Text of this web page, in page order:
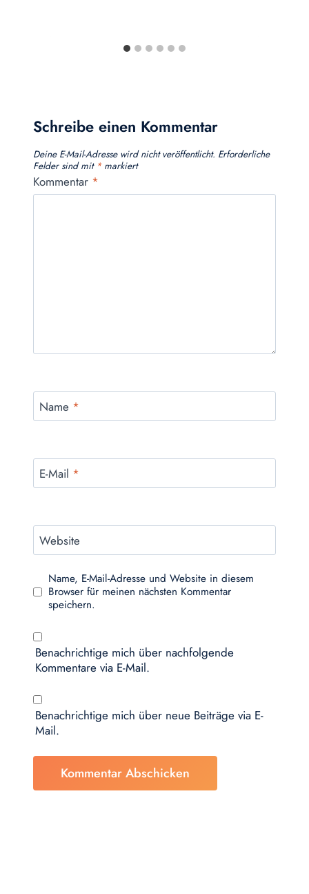
Schreibe einen Kommentar
Deine E-Mail-Adresse wird nicht veröffentlicht. Erforderliche
Felder sind mit *markiert
Kommentar *
Name *
E-Mail *
Website
Name, E-Mail-Adresse und Website in diesem
Browser für meinen nächsten Kommentar
speichern.
Benachrichtige mich über nachfolgende
Kommentare via E-Mail.
Benachrichtige mich über neue Beiträge via E-
Mail.